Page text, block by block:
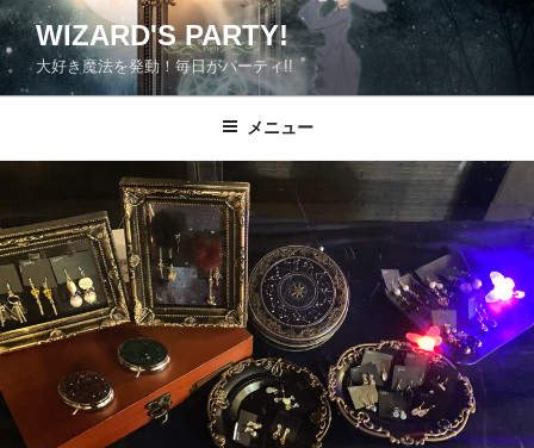
コ
ン
テ
ン
ッ
プ
WIZARD'S PARTY!
大好き魔法を発動！毎日がパーティ!!
メニュー